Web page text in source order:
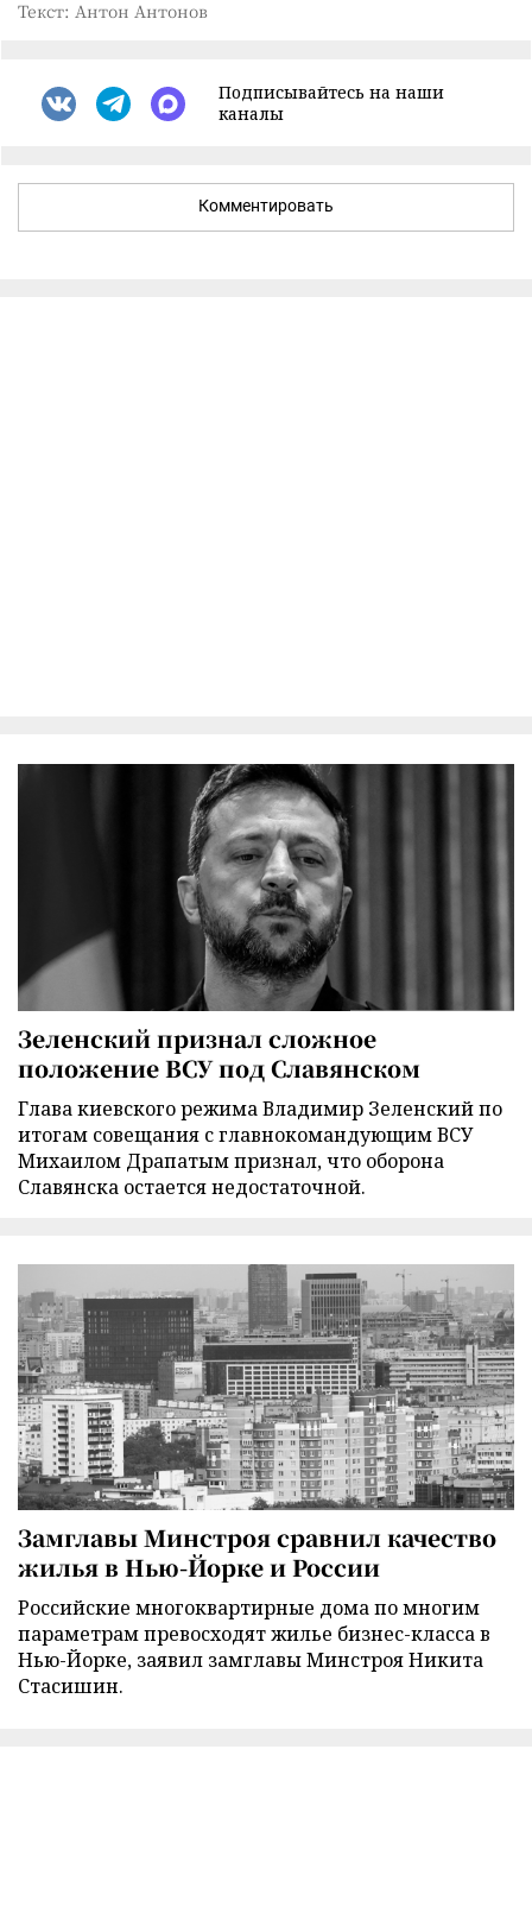
Текст: Антон Антонов
Подписывайтесь на наши
каналы
Комментировать
Зеленский признал сложное
положение ВСУ под Славянском
Глава киевского режима Владимир Зеленский по
итогам совещания с главнокомандующим ВСУ
Михаилом Драпатым признал, что оборона
Славянска остается недостаточной.
Замглавы Минстроя сравнил качество
жилья в Нью-Йорке и России
Российские многоквартирные дома по многим
параметрам превосходят жилье бизнес-класса в
Нью-Йорке, заявил замглавы Минстроя Никита
Стасишин.